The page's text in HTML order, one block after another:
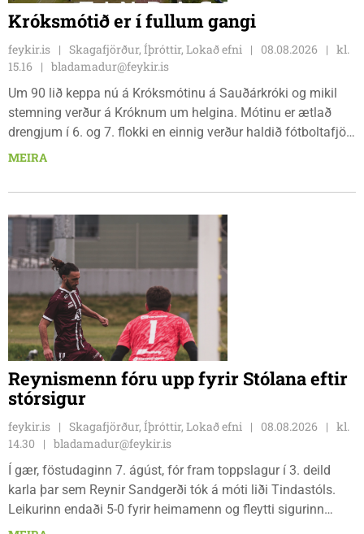
Króksmótið er í fullum gangi
feykir.is Skagafjörður, Íþróttir, Lokað efni 08.08.2026
kl.
15.16
bladamadur@feykir.is
Um 90 lið keppa nú á Króksmótinu á Sauðárkróki og mikil
stemning verður á Króknum um helgina. Mótinu er ætlað
drengjum í 6. og 7. flokki en einnig verður haldið fótboltafjör
fyrir yngri systkini. Mótið hófst í gær, föstudaginn 7. ágúst
MEIRA
Reynismenn fóru upp fyrir Stólana eftir
stórsigur
feykir.is Skagafjörður, Íþróttir, Lokað efni 08.08.2026
kl.
14.30
bladamadur@feykir.is
Í gær, föstudaginn 7. ágúst, fór fram toppslagur í 3. deild
karla þar sem Reynir Sandgerði tók á móti liði Tindastóls.
Leikurinn endaði 5-0 fyrir heimamenn og fleytti sigurinn
Reynismönnum á topp deildarinnar en Stólunum í annað